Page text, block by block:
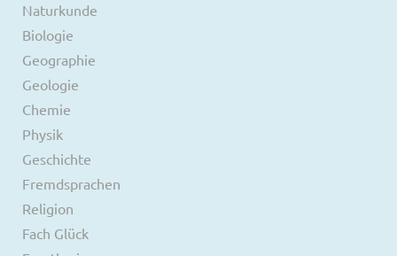
Naturkunde
Biologie
Geographie
Geologie
Chemie
Physik
Geschichte
Fremdsprachen
Religion
Fach Glück